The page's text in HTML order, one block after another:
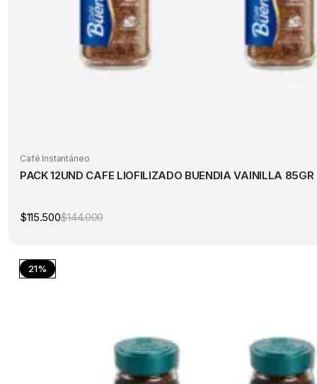
Café Instantáneo
PACK 12UND CAFE LIOFILIZADO BUENDIA VAINILLA 85GR
$144.000El
$115.500 El
21%